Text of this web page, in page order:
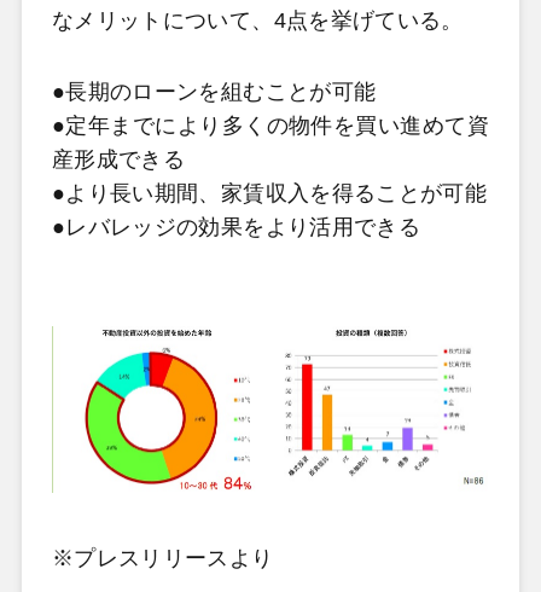
なメリットについて、4点を挙げている。
●長期のローンを組むことが可能
●定年までにより多くの物件を買い進めて資
産形成できる
●より長い期間、家賃収入を得ることが可能
●レバレッジの効果をより活用できる
※プレスリリースより